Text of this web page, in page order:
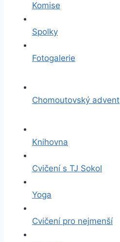
Komise
Spolky
Fotogalerie
Chomoutovský advent
Knihovna
Cvičení s TJ Sokol
Yoga
Cvičení pro nejmenší